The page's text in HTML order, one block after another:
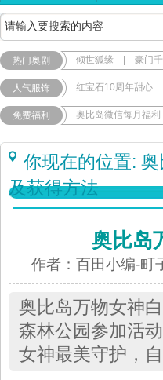
热门奥剧 倾世狐缘 豪门
人气服饰 红宝石10周年甜心
免费福利 奥比岛微信每月福利
你现在的位置: 奥
及获得方法
奥比岛
作者：百田小编-
奥比岛万物女神
森林公园参加活
女神最美守护，